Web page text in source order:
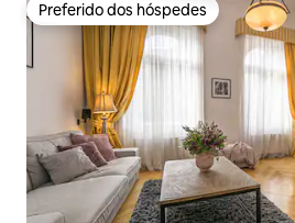
Preferido dos hóspedes
Preferido dos hóspedes